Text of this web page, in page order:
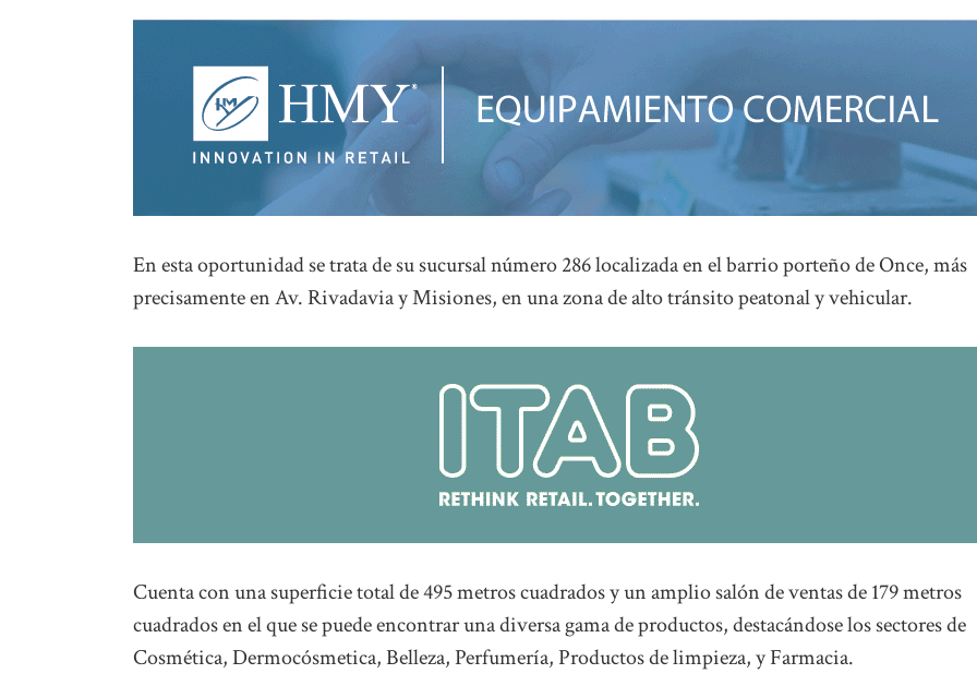
En esta oportunidad se trata de su sucursal número 286 localizada en el barrio porteño de Once, más
precisamente en Av. Rivadavia y Misiones, en una zona de alto tránsito peatonal y vehicular.
Cuenta con una superficie total de 495 metros cuadrados y un amplio salón de ventas de 179 metros
cuadrados en el que se puede encontrar una diversa gama de productos, destacándose los sectores de
Cosmética, Dermocósmetica, Belleza, Perfumería, Productos de limpieza, y Farmacia.